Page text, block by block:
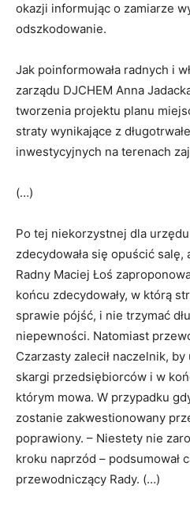
okazji informując o zamiarze
odszkodowanie.
Jak poinformowała radnych i
zarządu DJCHEM Anna
tworzenia projektu planu
straty wynikające z
inwestycyjnych na terenach
(…)
Po tej niekorzystnej dla
zdecydowała się opuścić
Radny Maciej Łoś
końcu zdecydowały, w którą
sprawie pójść, i nie trzymać
niepewności. Natomiast
Czarzasty zalecił naczelnik,
skargi przedsiębiorców i w
którym mowa. W przypadku
zostanie zakwestionowany
poprawiony. – Niestety nie
kroku naprzód – podsumował
przewodniczący Rady. (…)